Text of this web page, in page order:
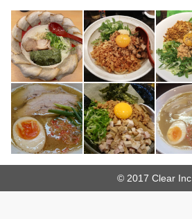
© 2017 Clear Inc.